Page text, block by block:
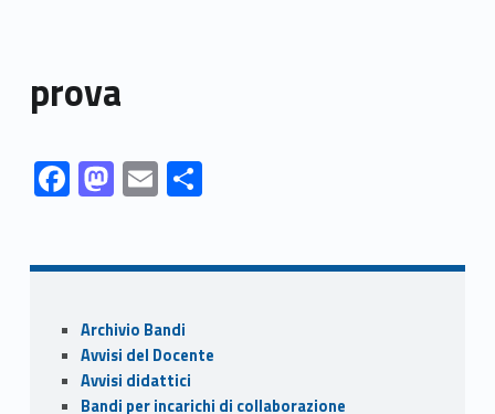
prova
Link identifier #identifier__77756-1 F
ac
b
o
o
k
Link identifier #identifier__162425-2 M
as
d
o
n
Link identifier #identifier__34457-3 E
m
l
Link identifier #identifier__68375-4 C
di
di
Sidebar
Archivio Bandi
Avvisi del Docente
Avvisi didattici
Bandi per incarichi di collaborazione